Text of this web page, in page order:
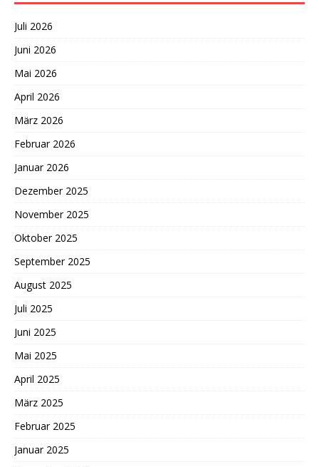
Juli 2026
Juni 2026
Mai 2026
April 2026
März 2026
Februar 2026
Januar 2026
Dezember 2025
November 2025
Oktober 2025
September 2025
August 2025
Juli 2025
Juni 2025
Mai 2025
April 2025
März 2025
Februar 2025
Januar 2025